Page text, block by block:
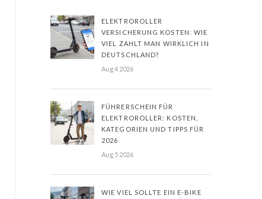
ELEKTROROLLER
VERSICHERUNG KOSTEN: WIE
VIEL ZAHLT MAN WIRKLICH IN
DEUTSCHLAND?
Aug 4 2026
FÜHRERSCHEIN FÜR
ELEKTROROLLER: KOSTEN,
KATEGORIEN UND TIPPS FÜR
2026
Aug 5 2026
WIE VIEL SOLLTE EIN E-BIKE